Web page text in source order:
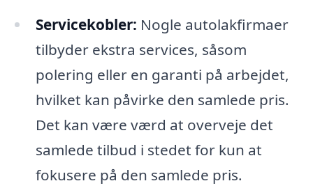
Servicekobler: Nogle autolakfirmaer
tilbyder ekstra services, såsom
polering eller en garanti på arbejdet,
hvilket kan påvirke den samlede pris.
Det kan være værd at overveje det
samlede tilbud i stedet for kun at
fokusere på den samlede pris.